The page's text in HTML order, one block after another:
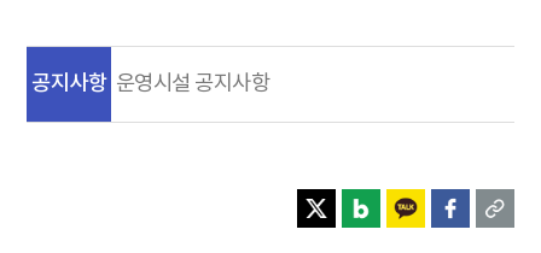
공지사항 운영시설 공지사항